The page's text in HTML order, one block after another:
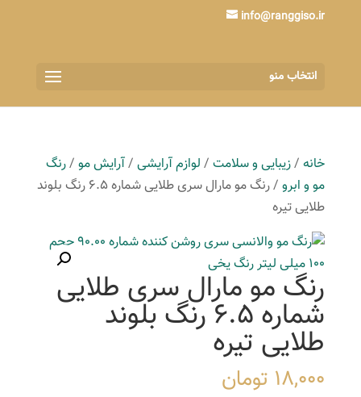
info@ranggiso.ir
انتخاب منو
خانه/زیبایی و سلامت/ لوازم آرایشی/آرایش مو/رنگ
مو و ابرو
/ رنگ مو مارال سری طلایی شماره 6.5 رنگ بلوند
طلایی تیره
رنگ مو مارال سری طلایی
شماره 6.5 رنگ بلوند
طلایی تیره
18,000 تومان